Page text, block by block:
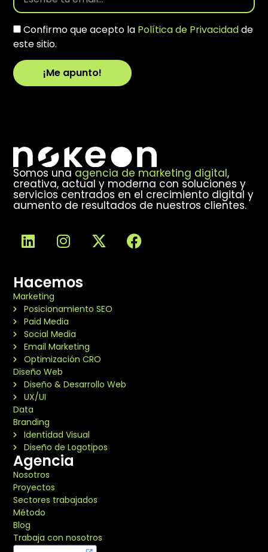
Confirmo que acepto la Política de Privacidadde
este sitio.
¡Me apunto!
Somos una agencia de marketing digital,
creativa, actual y moderna con soluciones y
servicios centrados en el crecimiento digital y
aumento de resultados de nuestros clientes.
Hacemos
Marketing
Posicionamiento SEO
Paid Media
Social Media
Email Marketing
Optimización CRO
Diseño Web
Diseño & Desarrollo Web
UX/UI
Data
Branding
Identidad Visual
Diseño de Logotipos
Agencia
Nosotros
Proyectos
Sectores trabajados
Método
Blog
Trabaja con nosotros